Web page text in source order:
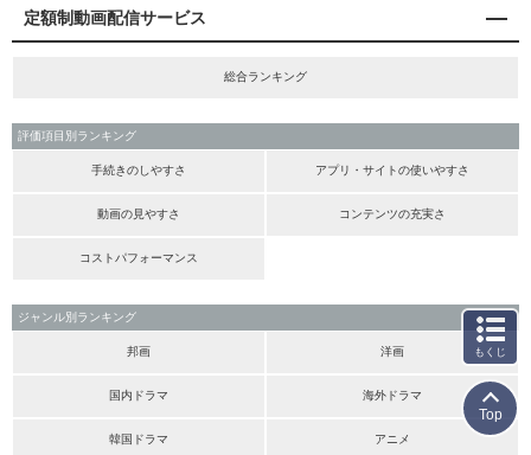
定額制動画配信サービス
総合ランキング
評価項目別ランキング
手続きのしやすさ アプリ・サイトの使いやすさ
動画の見やすさ コンテンツの充実さ
コストパフォーマンス
ジャンル別ランキング
邦画 洋画
国内ドラマ 海外ドラマ
韓国ドラマ アニメ
もくじ
Top